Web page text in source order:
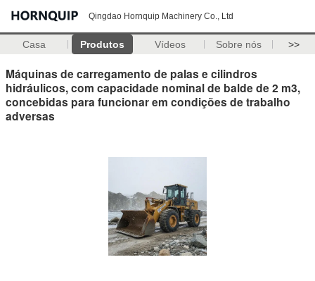
Qingdao Hornquip Machinery Co., Ltd
Casa Produtos Vídeos Sobre nós >>
Máquinas de carregamento de palas e cilindros
hidráulicos, com capacidade nominal de balde de 2 m3,
concebidas para funcionar em condições de trabalho
adversas